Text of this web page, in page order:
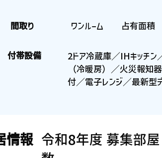
間取り
付帯設備
ワンルーム 占有
2ドア冷蔵庫／IHキッチン
（冷暖房）／火災報知器
付／電子レンジ／最新型
情報 令和8年度 募集部屋